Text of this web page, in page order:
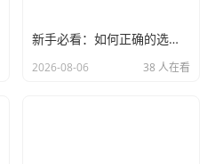
新手必看：如何正确的选择代理ip软件，别再交智商税了
2026-08-06 38 人在看